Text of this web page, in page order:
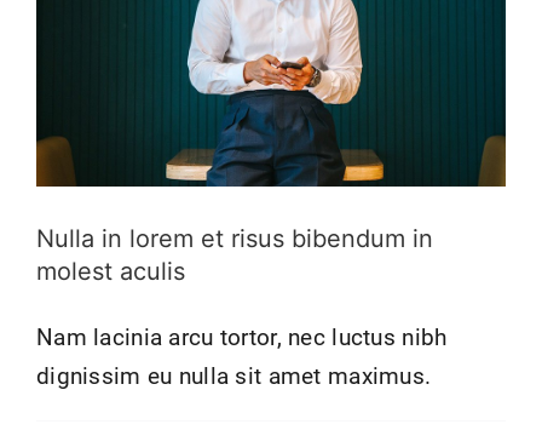
Nulla in lorem et risus bibendum in
molest aculis
Nam lacinia arcu tortor, nec luctus nibh
dignissim eu nulla sit amet maximus.